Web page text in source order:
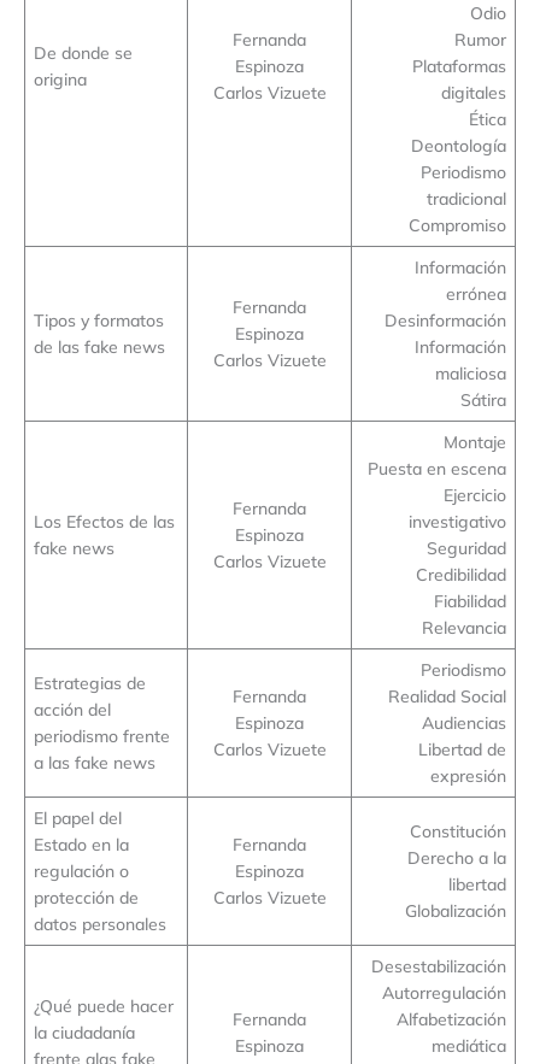
De donde se
origina
Fernanda
Espinoza
Carlos Vizuete
Odio
Rumor
Plataformas
digitales
Ética
Deontología
Periodismo
tradicional
Compromiso
Tipos y formatos
de las fake news
Fernanda
Espinoza
Carlos Vizuete
Información
errónea
Desinformación
Información
maliciosa
Sátira
Los Efectos de las
fake news
Fernanda
Espinoza
Carlos Vizuete
Montaje
Puesta en escena
Ejercicio
investigativo
Seguridad
Credibilidad
Fiabilidad
Relevancia
Estrategias de
acción del
periodismo frente
a las fake news
Fernanda
Espinoza
Carlos Vizuete
Periodismo
Realidad Social
Audiencias
Libertad de
expresión
El papel del
Estado en la
regulación o
protección de
datos personales
Fernanda
Espinoza
Carlos Vizuete
Constitución
Derecho a la
libertad
Globalización
¿Qué puede hacer
la ciudadanía
frente alas fake
Fernanda
Espinoza
Desestabilización
Autorregulación
Alfabetización
mediática